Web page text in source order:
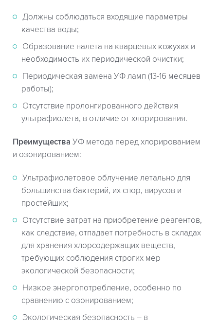
Должны соблюдаться входящие параметры
качества воды;
Образование налета на кварцевых кожухах и
необходимость их периодической очистки;
Периодическая замена УФ ламп (13-16 месяцев
работы);
Отсутствие пролонгированного действия
ультрафиолета, в отличие от хлорирования.
Преимущества УФ метода перед хлорированием
и озонированием:
Ультрафиолетовое облучение летально для
большинства бактерий, их спор, вирусов и
простейших;
Отсутствие затрат на приобретение реагентов,
как следствие, отпадает потребность в складах
для хранения хлорсодержащих веществ,
требующих соблюдения строгих мер
экологической безопасности;
Низкое энергопотребление, особенно по
сравнению с озонированием;
Экологическая безопасность – в